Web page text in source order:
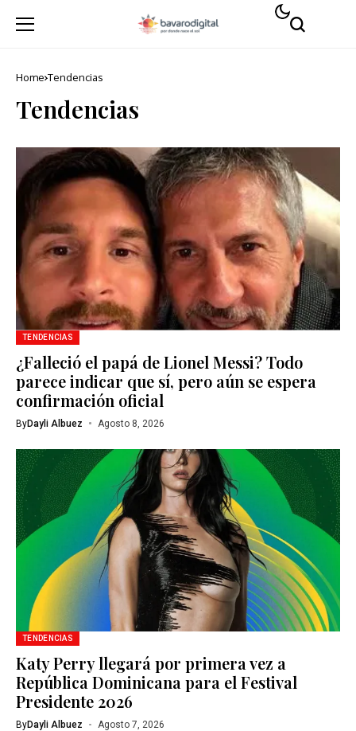
Home Tendencias
Tendencias
TENDENCIAS
¿Falleció el papá de Lionel Messi? Todo
parece indicar que sí, pero aún se espera
confirmación oficial
ByDayli Albuez Agosto 8, 2026
TENDENCIAS
Katy Perry llegará por primera vez a
República Dominicana para el Festival
Presidente 2026
ByDayli Albuez Agosto 7, 2026